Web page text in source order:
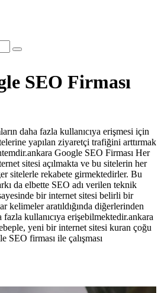
SEO Firması
daha fazla kullanıcıya erişmesi için
yapılan ziyaretçi trafiğini arttırmak
Google SEO Firması Her
sitesi açılmakta ve bu sitelerin her
sitelerle rekabete girmektedirler. Bu
da elbette SEO adı verilen teknik
bir internet sitesi belirli bir
kelimeler aratıldığında diğerlerinden
fazla kullanıcıya erişebilmektedir.ankara
yeni bir internet sitesi kuran çoğu
firması ile çalışması